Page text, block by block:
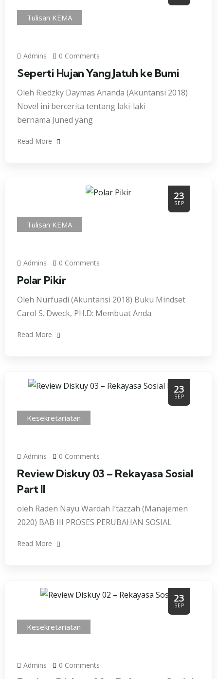
Tulisan KEMA
Admins 0 Comments
Seperti Hujan Yang Jatuh ke Bumi
Oleh Riedzky Daymas Ananda (Akuntansi 2018)
Novel ini bercerita tentang laki-laki
bernama Juned yang
Read More
23
SEP
Tulisan KEMA
Admins 0 Comments
Polar Pikir
Oleh Nurfuadi (Akuntansi 2018) Buku Mindset
Carol S. Dweck, PH.D: Membuat Anda
Read More
23
SEP
Kesekretariatan
Admins 0 Comments
Review Diskuy 03 – Rekayasa Sosial
Part II
oleh Raden Nayu Wardah I’tazzah (Manajemen
2020) BAB III PROSES PERUBAHAN SOSIAL
Read More
23
SEP
Kesekretariatan
Admins 0 Comments